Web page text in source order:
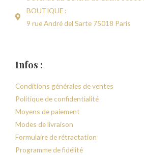
BOUTIQUE :
9 rue André del Sarte 75018 Paris
Infos :
Conditions générales de ventes
Politique de confidentialité
Moyens de paiement
Modes de livraison
Formulaire de rétractation
Programme de fidélité